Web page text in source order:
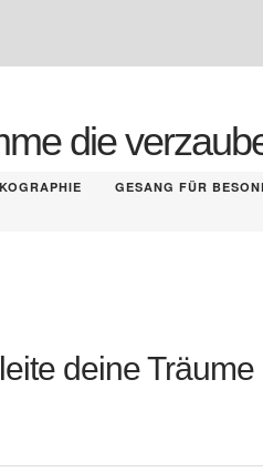
die
GESANG FÜR
deine Träume